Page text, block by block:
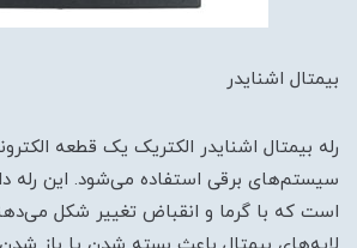
بیمتال اشنایدر
رله بیمتال اشنایدر الکتریک یک قطعه
سیستم‌های برقی استفاده می‌شود. این رله
است که با گرما و انقباض تغییر شکل